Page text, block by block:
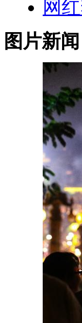
网
图片新闻